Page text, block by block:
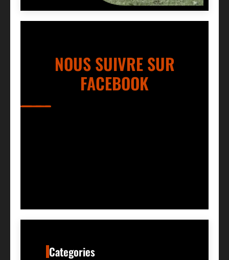
NOUS SUIVRE SUR
FACEBOOK
Categories